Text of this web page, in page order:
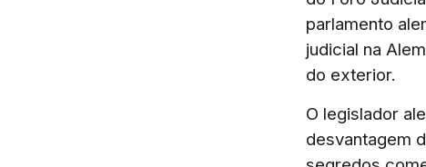
parlamento
judicial na
do exterior.
O legislador
desvantagem